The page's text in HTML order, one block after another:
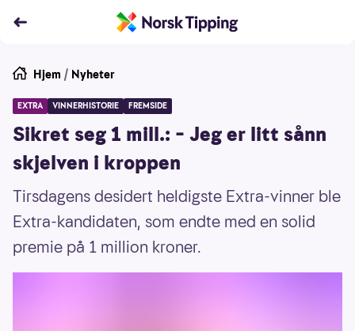
Hjem / Nyheter
EXTRA VINNERHISTORIE FREMSIDE
Sikret seg 1 mill.: – Jeg er litt sånn
skjelven i kroppen
Tirsdagens desidert heldigste Extra-vinner ble
Extra-kandidaten, som endte med en solid
premie på 1 million kroner.